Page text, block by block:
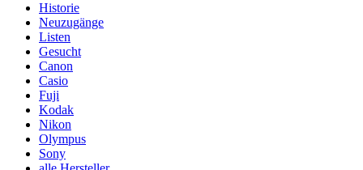
Historie
Neuzugänge
Listen
Gesucht
Canon
Casio
Fuji
Kodak
Nikon
Olympus
Sony